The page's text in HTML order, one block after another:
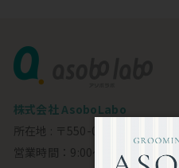
株式会社 AsoboLabo
所在地 : 〒550-0002 大阪市西
営業時間：9:00～18:00